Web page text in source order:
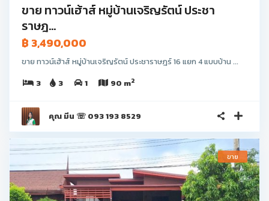
ขาย ทาวน์เฮ้าส์ หมู่บ้านเจริญรัตน์ ประชา
ราษฎ...
฿ 3,490,000
ขาย ทาวน์เฮ้าส์ หมู่บ้านเจริญรัตน์ ประชาราษฎร์ 16 แยก 4 แบบบ้าน ...
3
3 1 90 m2
คุณ มีน ☏ 093 193 8529
ขาย